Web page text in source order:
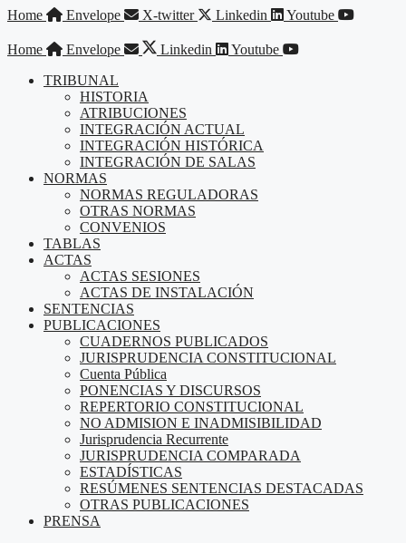
Saltar
contenido
Home Envelope X-twitter Linkedin Youtube
Home Envelope Linkedin
Youtube
TRIBUNAL
HISTORIA
ATRIBUCIONES
INTEGRACIÓN ACTUAL
INTEGRACIÓN HISTÓRICA
INTEGRACIÓN DE SALAS
NORMAS
NORMAS REGULADORAS
OTRAS NORMAS
CONVENIOS
TABLAS
ACTAS
ACTAS SESIONES
ACTAS DE INSTALACIÓN
SENTENCIAS
PUBLICACIONES
CUADERNOS PUBLICADOS
JURISPRUDENCIA CONSTITUCIONAL
Cuenta Pública
PONENCIAS Y DISCURSOS
REPERTORIO CONSTITUCIONAL
NO ADMISION E INADMISIBILIDAD
Jurisprudencia Recurrente
JURISPRUDENCIA COMPARADA
ESTADÍSTICAS
RESÚMENES SENTENCIAS DESTACADAS
OTRAS PUBLICACIONES
PRENSA